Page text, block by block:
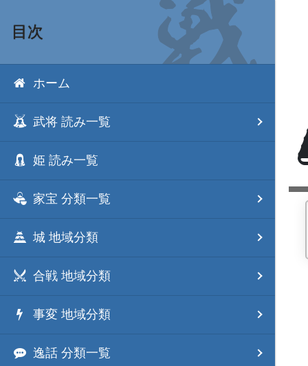
目次
ホーム
武将 読み一覧
姫 読み一覧
家宝 分類一覧
城 地域分類
合戦 地域分類
事変 地域分類
逸話 分類一覧